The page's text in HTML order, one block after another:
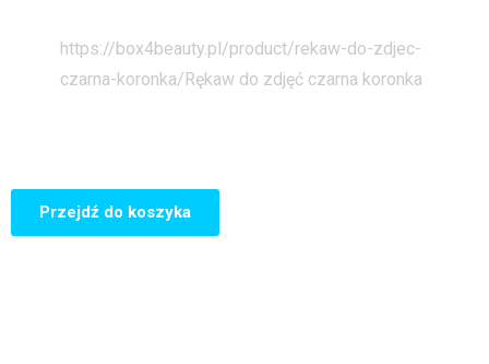
https://box4beauty.pl/product/rekaw-do-zdjec-
czarna-koronka/Rękaw do zdjęć czarna koronka
Przejdź do koszyka